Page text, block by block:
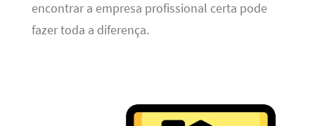
encontrar a empresa profissional certa pode
fazer toda a diferença.